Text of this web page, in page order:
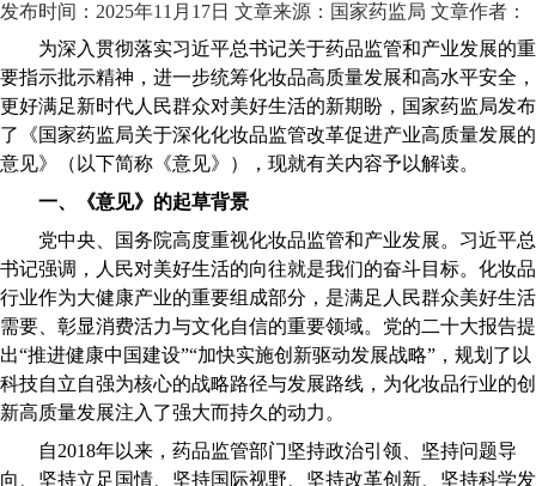
发布时间：2025年11月17日 文章来源：国家药监局 文章作者：
为深入贯彻落实习近平总书记关于药品监管和产业发展的重
要指示批示精神，进一步统筹化妆品高质量发展和高水平安全，
更好满足新时代人民群众对美好生活的新期盼，国家药监局发布
了《国家药监局关于深化化妆品监管改革促进产业高质量发展的
意见》（以下简称《意见》），现就有关内容予以解读。
一、《意见》的起草背景
党中央、国务院高度重视化妆品监管和产业发展。习近平总
书记强调，人民对美好生活的向往就是我们的奋斗目标。化妆品
行业作为大健康产业的重要组成部分，是满足人民群众美好生活
需要、彰显消费活力与文化自信的重要领域。党的二十大报告提
出“推进健康中国建设”“加快实施创新驱动发展战略”，规划了以
科技自立自强为核心的战略路径与发展路线，为化妆品行业的创
新高质量发展注入了强大而持久的动力。
自2018年以来，药品监管部门坚持政治引领、坚持问题导
向、坚持立足国情、坚持国际视野、坚持改革创新、坚持科学发